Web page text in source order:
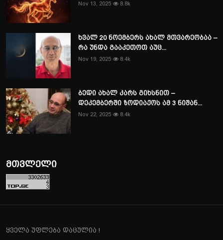
Nov 13, 2025 8.8k
ხვალ 20 ნოემბერს ახალ მთვარეობაა –
რა უნდა გააკეთოთ აუც...
Nov 19, 2025 8.4k
ბედი ახალ კარს გიხსნით –
დეკემბერში ზოდიაქოს ამ 3 ნიშან...
Nov 22, 2025 8.4k
მთვლელი
ყველა უფლება დაცულია !